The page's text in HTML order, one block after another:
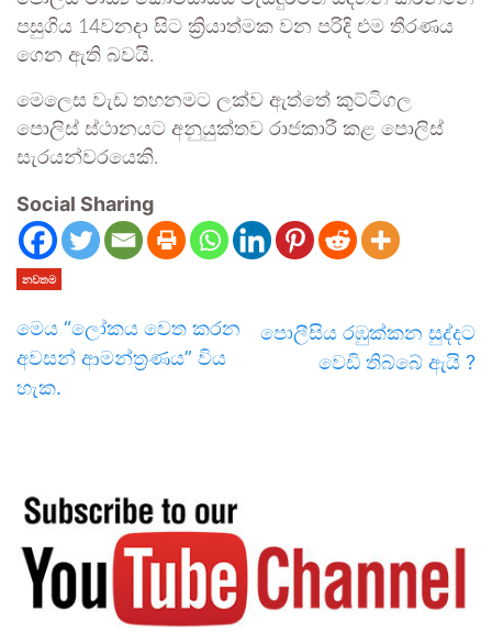
පසුගිය 14වනදා සිට ක්‍රියාත්මක වන පරිදි එම තීරණය
ගෙන ඇති බවයි.
මෙලෙස වැඩ තහනමට ලක්ව ඇත්තේ කුට්ටිගල
පොලිස් ස්ථානයට අනුයුක්තව රාජකාරී කළ පොලිස්
සැරයන්වරයෙකි.
Social Sharing
නවතම
මෙය “ලෝකය වෙත කරන
අවසන් ආමන්ත්‍රණය” විය
හැක.
පොලීසිය රඹුක්කන සුද්දට
වෙඩි තිබ්බේ ඇයි ?